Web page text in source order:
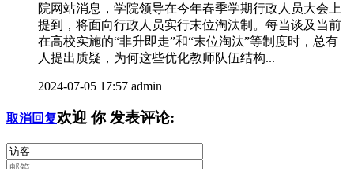
院网站消息，学院领导在今年春季学期行政人员大会上
提到，将面向行政人员实行末位淘汰制。每当谈及当前
在高校实施的“非升即走”和“末位淘汰”等制度时，总有
人提出质疑，为何这些优化教师队伍结构...
2024-07-05 17:57 admin
取消回复欢迎 你发表评论: